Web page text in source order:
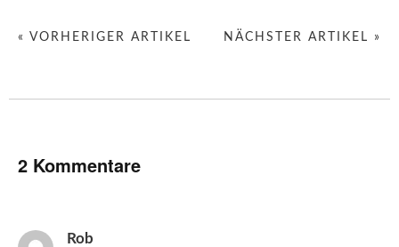
NÄCHSTER ARTIKEL »
« VORHERIGER ARTIKEL
2 Kommentare
Rob